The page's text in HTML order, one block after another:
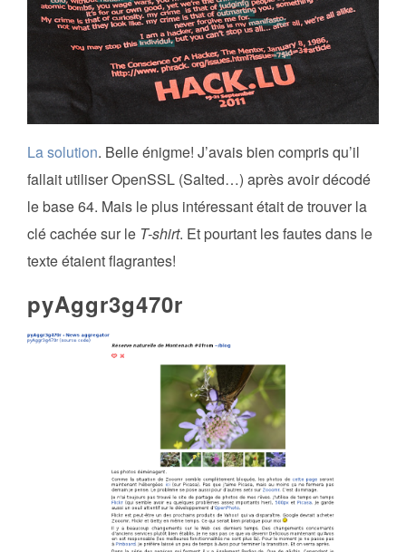
La solution. Belle énigme! J’avais bien compris qu’il
fallait utiliser OpenSSL (Salted…) après avoir décodé
le base 64. Mais le plus intéressant était de trouver la
clé cachée sur le T-shirt. Et pourtant les fautes dans le
texte étaient flagrantes!
pyAggr3g470r